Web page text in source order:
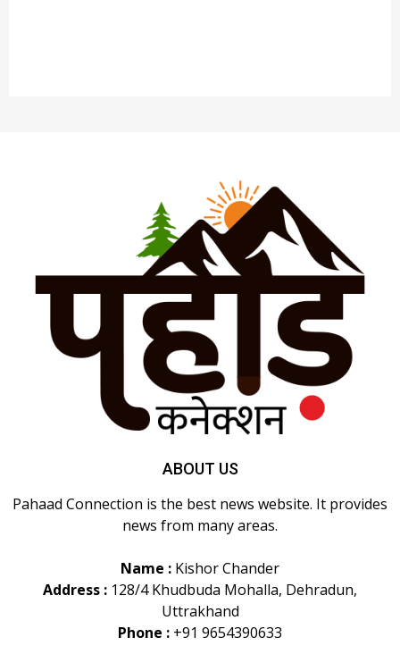
ABOUT US
Pahaad Connection is the best news website. It provides
news from many areas.
Name : Kishor Chander
Address : 128/4 Khudbuda Mohalla, Dehradun,
Uttrakhand
Phone : +91 9654390633